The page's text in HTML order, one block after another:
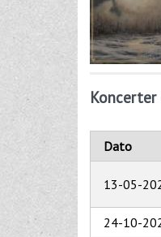
Dato
13-05-
24-10-